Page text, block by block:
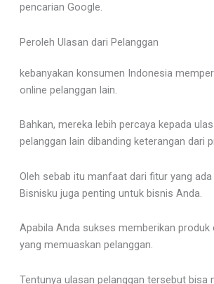
pencarian Google.
Peroleh Ulasan dari Pelanggan
kebanyakan konsumen Indonesia
online pelanggan lain.
Bahkan, mereka lebih percaya kepada
pelanggan lain dibanding keterangan dari
Oleh sebab itu manfaat dari fitur yang ada
Bisnisku juga penting untuk bisnis Anda.
Apabila Anda sukses memberikan produk
yang memuaskan pelanggan.
Tentunya ulasan pelanggan tersebut bisa